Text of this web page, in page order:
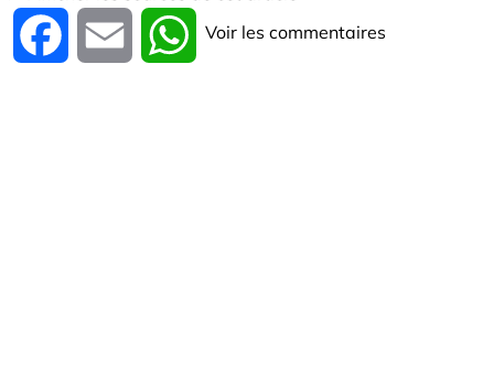
Facebook Email WhatsApp
Voir les commentaires